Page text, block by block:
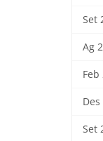
Set
Ag
Feb
Set